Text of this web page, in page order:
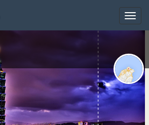
Toggle
Toggle